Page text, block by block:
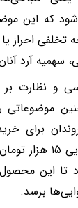
که این
تخلفی احراز
سهمیه آرد
و نظارت
موضوعاتی
برای
دولت گندم را
برسد.